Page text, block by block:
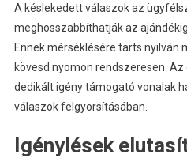
A késlekedett válaszok az
meghosszabbíthatják az
Ennek mérséklésére tarts nyilván
kövesd nyomon rendszeresen.
dedikált igény támogató vonalak
válaszok felgyorsításában.
Igénylések